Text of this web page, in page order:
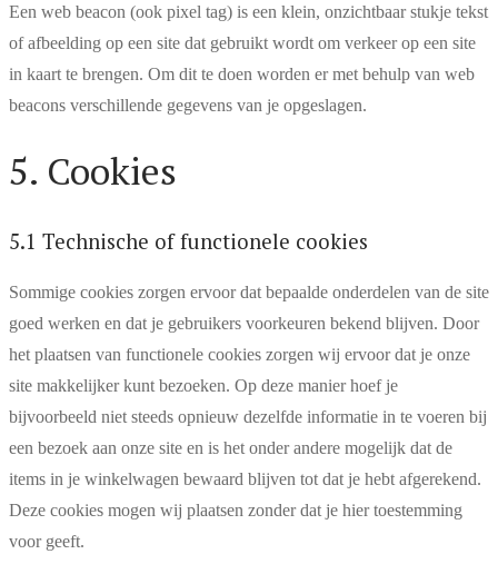
Een web beacon (ook pixel tag) is een klein, onzichtbaar stukje tekst
of afbeelding op een site dat gebruikt wordt om verkeer op een site
in kaart te brengen. Om dit te doen worden er met behulp van web
beacons verschillende gegevens van je opgeslagen.
5. Cookies
5.1 Technische of functionele cookies
Sommige cookies zorgen ervoor dat bepaalde onderdelen van de site
goed werken en dat je gebruikers voorkeuren bekend blijven. Door
het plaatsen van functionele cookies zorgen wij ervoor dat je onze
site makkelijker kunt bezoeken. Op deze manier hoef je
bijvoorbeeld niet steeds opnieuw dezelfde informatie in te voeren bij
een bezoek aan onze site en is het onder andere mogelijk dat de
items in je winkelwagen bewaard blijven tot dat je hebt afgerekend.
Deze cookies mogen wij plaatsen zonder dat je hier toestemming
voor geeft.